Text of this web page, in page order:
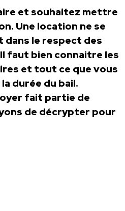
et souhaitez mettre
Une location ne se
dans le respect des
faut bien connaitre les
et tout ce que vous
durée du bail.
fait partie de
de décrypter pour